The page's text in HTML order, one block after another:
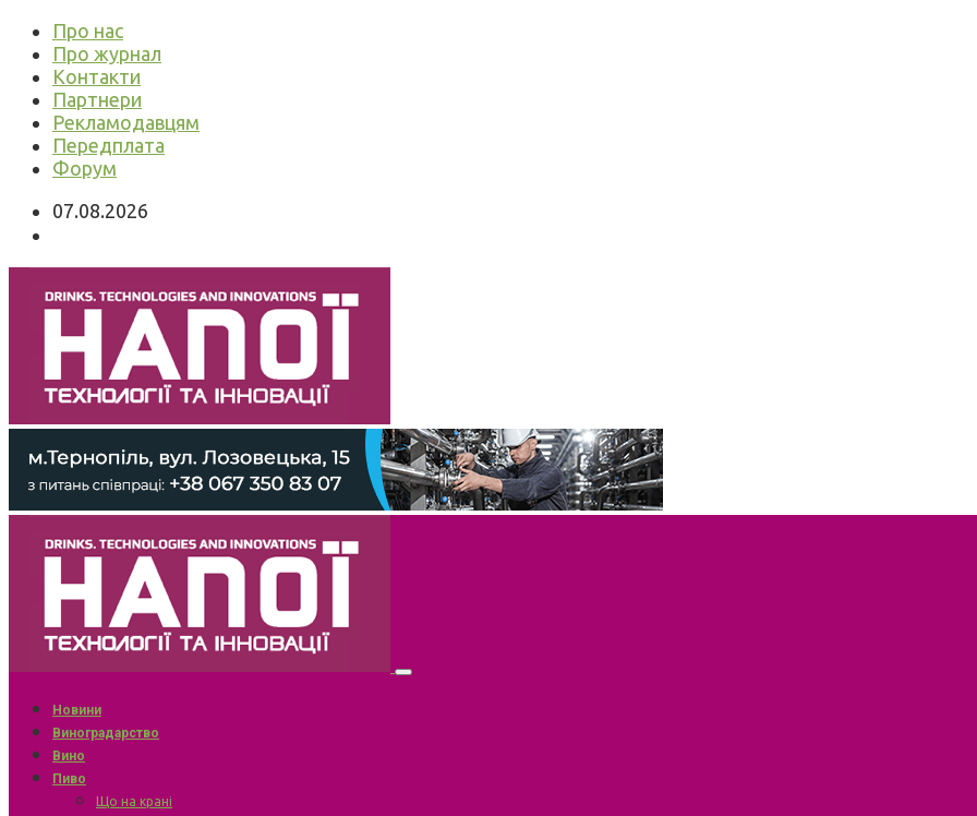
Про нас
Про журнал
Контакти
Партнери
Рекламодавцям
Передплата
Форум
07.08.2026
Новини
Виноградарство
Вино
Пиво
Що на крані